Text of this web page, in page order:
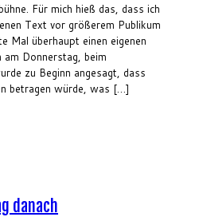
Für mich hieß das, dass ich
Text vor größerem Publikum
Mal überhaupt einen eigenen
am Donnerstag, beim
zu Beginn angesagt, dass
betragen würde, was […]
danach